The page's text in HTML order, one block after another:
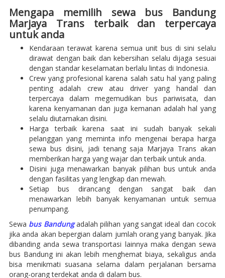
Mengapa memilih sewa bus Bandung
Marjaya Trans terbaik dan terpercaya
untuk anda
Kendaraan terawat karena semua unit bus di sini selalu
dirawat dengan baik dan kebersihan selalu dijaga sesuai
dengan standar keselamatan berlalu lintas di Indonesia.
Crew yang profesional karena salah satu hal yang paling
penting adalah crew atau driver yang handal dan
terpercaya dalam megemudikan bus pariwisata, dan
karena kenyamanan dan juga kemanan adalah hal yang
selalu diutamakan disini.
Harga terbaik karena saat ini sudah banyak sekali
pelanggan yang meminta info mengenai berapa harga
sewa bus disini, jadi tenang saja Marjaya Trans akan
memberikan harga yang wajar dan terbaik untuk anda.
Disini juga menawarkan banyak pilihan bus untuk anda
dengan fasilitas yang lengkap dan mewah.
Setiap bus dirancang dengan sangat baik dan
menawarkan lebih banyak kenyamanan untuk semua
penumpang.
Sewa bus Bandungadalah pilihan yang sangat ideal dan cocok
jika anda akan bepergian dalam jumlah orang yang banyak. Jika
dibanding anda sewa transportasi lainnya maka dengan sewa
bus Bandung ini akan lebih menghemat biaya, sekaligus anda
bisa menikmati suasana selama dalam perjalanan bersama
orang-orang terdekat anda di dalam bus.